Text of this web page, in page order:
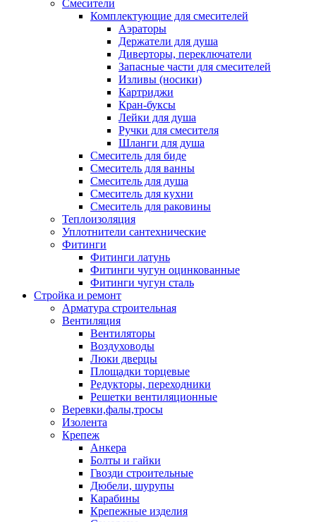
Смесители
Комплектующие для смесителей
Аэраторы
Держатели для душа
Диверторы, переключатели
Запасные части для смесителей
Изливы (носики)
Картриджи
Кран-буксы
Лейки для душа
Ручки для смесителя
Шланги для душа
Смеситель для биде
Смеситель для ванны
Смеситель для душа
Смеситель для кухни
Смеситель для раковины
Теплоизоляция
Уплотнители сантехнические
Фитинги
Фитинги латунь
Фитинги чугун оцинкованные
Фитинги чугун сталь
Стройка и ремонт
Арматура строительная
Вентиляция
Вентиляторы
Воздуховоды
Люки дверцы
Площадки торцевые
Редукторы, переходники
Решетки вентиляционные
Веревки,фалы,тросы
Изолента
Крепеж
Анкера
Болты и гайки
Гвозди строительные
Дюбели, шурупы
Карабины
Крепежные изделия